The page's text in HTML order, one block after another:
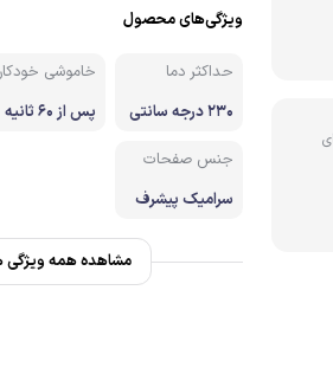
ویژگی‌های محصول
حداکثر دما
۲۳۰ درجه سانتی
خاموشی
پس از ۶۰ ثانیه
جنس صفحات
سرامیک پیشرف
مشاهده همه ویژگی